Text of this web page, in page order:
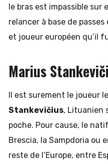
le bras est impassible sur
relancer à base de
et joueur européen qu’il
Marius
Il est surement le joueur
Stankevičius, Lituanien
poche. Pour cause, le
Brescia, la Sampdoria ou
reste de l’Europe, entre